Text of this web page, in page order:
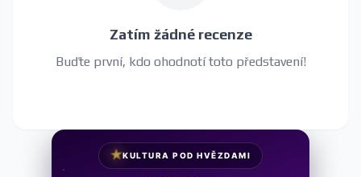
Zatím žádné recenze
Buďte první, kdo ohodnotí toto představení!
★KULTURA POD HVĚZDAMI